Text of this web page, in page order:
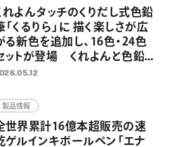
れよんタッチのくりだし式色鉛
「くるりら」に 描く楽しさが広
る新色を追加し、16色・24色
ットが登場 くれよんと色鉛筆
いいとこどりで、のびのびと自
製品情報
世界累計16億本超販売の速
ゲルインキボールペン「エナ